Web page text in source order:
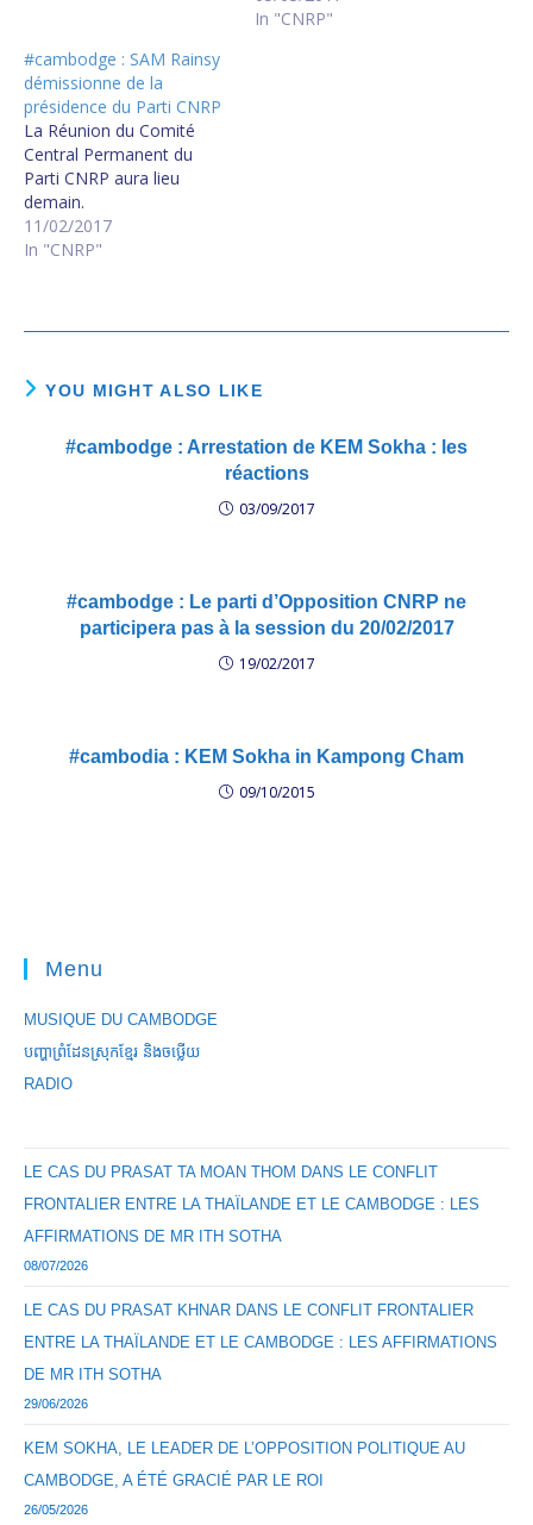
In "CNRP"
#cambodge : SAM Rainsy
démissionne de la
présidence du Parti CNRP
La Réunion du Comité
Central Permanent du
Parti CNRP aura lieu
demain.
11/02/2017
In "CNRP"
YOU MIGHT ALSO LIKE
#cambodge : Arrestation de KEM Sokha : les
réactions
03/09/2017
#cambodge : Le parti d’Opposition CNRP ne
participera pas à la session du 20/02/2017
19/02/2017
#cambodia : KEM Sokha in Kampong Cham
09/10/2015
Menu
MUSIQUE DU CAMBODGE
បញ្ហាព្រំដែនស្រុកខ្មែរ និងចឞ្លើយ
RADIO
LE CAS DU PRASAT TA MOAN THOM DANS LE CONFLIT
FRONTALIER ENTRE LA THAÏLANDE ET LE CAMBODGE : LES
AFFIRMATIONS DE MR ITH SOTHA
08/07/2026
LE CAS DU PRASAT KHNAR DANS LE CONFLIT FRONTALIER
ENTRE LA THAÏLANDE ET LE CAMBODGE : LES AFFIRMATIONS
DE MR ITH SOTHA
29/06/2026
KEM SOKHA, LE LEADER DE L’OPPOSITION POLITIQUE AU
CAMBODGE, A ÉTÉ GRACIÉ PAR LE ROI
26/05/2026